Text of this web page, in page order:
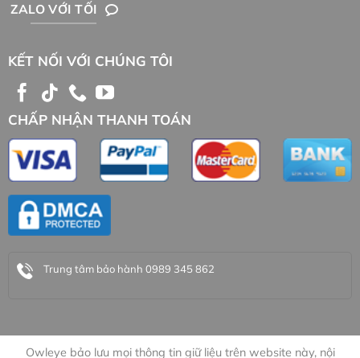
ZALO VỚI TỐI
KẾT NỐI VỚI CHÚNG TÔI
CHẤP NHẬN THANH TOÁN
Trung tâm bảo hành 0989 345 862
Owleye bảo lưu mọi thông tin giữ liệu trên website này, nội